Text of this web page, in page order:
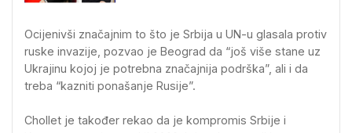
Ocijenivši značajnim to što je Srbija u UN-u glasala protiv
ruske invazije, pozvao je Beograd da “još više stane uz
Ukrajinu kojoj je potrebna značajnija podrška”, ali i da
treba “kazniti ponašanje Rusije”.
Chollet je također rekao da je kompromis Srbije i